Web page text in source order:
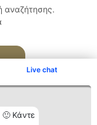
Live chat
Κάντε
αναζήτησης.